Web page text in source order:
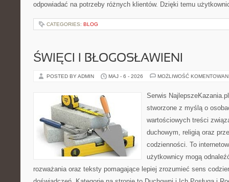
odpowiadać na potrzeby różnych klientów. Dzięki temu
CATEGORIES: BLOG
ŚWIĘCI I BŁOGOSŁAWIENI
POSTED BY ADMIN MAJ - 6 - 2026 MOŻLIWOŚĆ
Serwis
stworzone z myślą o
wartościowych treści
duchowym, religią oraz
codzienności. To
użytkownicy mogą
rozważania oraz teksty pomagające lepiej zrozumieć sens